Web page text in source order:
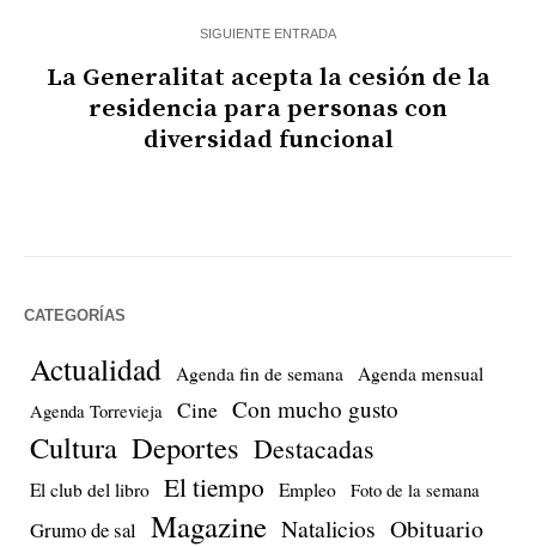
SIGUIENTE ENTRADA
La Generalitat acepta la cesión de la
residencia para personas con
diversidad funcional
CATEGORÍAS
Actualidad Agenda fin de semana Agenda mensual
Agenda Torrevieja Cine Con mucho gusto
Cultura Deportes Destacadas
El club del libro El tiempo Empleo Foto de la semana
Grumo de sal Magazine Natalicios Obituario